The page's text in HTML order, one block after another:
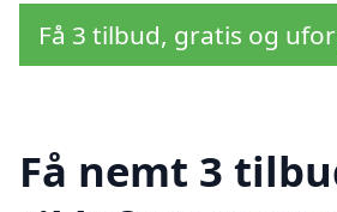
Få 3 tilbud, gratis og
Få nemt 3